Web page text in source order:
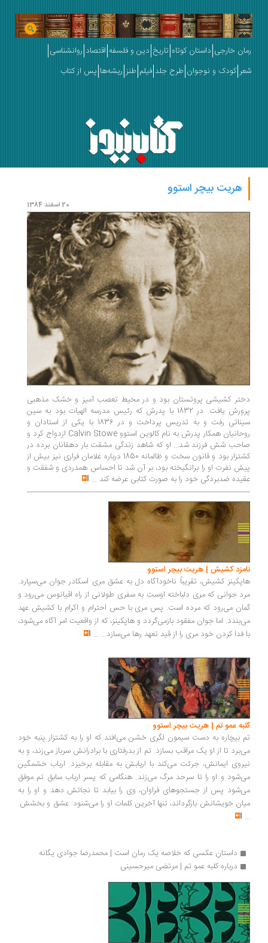
رمان خارجی داستان کوتاه تاریخ دین و فلسفه اقتصاد روانشناسی
شعر کودک و نوجوان طرح جلد فیلم طنز ریشه‌ها پس از کتاب
هریت بیچر استوو
20 اسفند 1384
دختر کشیشی پروتستان بود و در محیط تعصب ­آمیز و خشک مذهبی
پرورش یافت. در 1832 با پدرش که رئیس مدرسه الهیات بود به سین
سیناتی رفت و به تدریس پرداخت و در 1836 با یکی از استادان و
روحانیان همکار پدرش به نام کالوین استوو Calvin Stowe ازدواج کرد و
صاحب شش فرزند شد... او که شاهد زندگی مشقت ­بار دهقانان برده در
کشتزار بود و قانون سخت و ظالمانه 1850 درباره غلامان فراری نیز بیش از
پیش نفرت او را برانگیخته بود، بر آن شد تا احساس همدردی و شفقت و
عقیده ضدبردگی خود را به صورت کتابی عرضه کند ...
نامزد کشیش | هریت بیچر استوو
هاپکینز کشیش، تقریباً ناخودآگاه دل به عشق مری اسکادر جوان می‌سپارد.
مرد جوانی که مری دلباخته اوست به سفری طولانی از راه اقیانوس می‌رود و
گمان می‌رود که مرده است. پس مری با حس احترام و اکرام با کشیش عهد
می‌بندد. اما جوان مفقود بازمی‌گردد و هاپکینز، که از واقعیت امر آگاه می‌شود،
با فدا کردن خود مری را از قید تعهد رها می‌سازد... ...
کلبه عمو تم | هریت بیچر استوو
تم بیچاره به دست سیمون لگری خشن می‌افتد که او را به کشتزار پنبه خود
می‌برد تا از او یک مراقب بسازد. تم از بدرفتاری با برادرانش سرباز می‌زند، و به
نیروی ایمانش، جرئت می‌کند با اربابش به مقابله برخیزد. ارباب خشمگین
می‌شود و او را تا سرحد مرگ می‌زند. هنگامی که پسر ارباب سابق تم موفق
می‌شود پس از جستجوهای فراوان، وی را بیابد تا نجاتش دهد و او را به
میان خویشانش بازگرداند، تنها آخرین کلمات او را می‌شنود: عشق و بخشش.
...
داستان عکسی که خلاصه یک رمان است | محمدرضا جوادی یگانه
درباره کلبه عمو تم | مرتضی میرحسینی